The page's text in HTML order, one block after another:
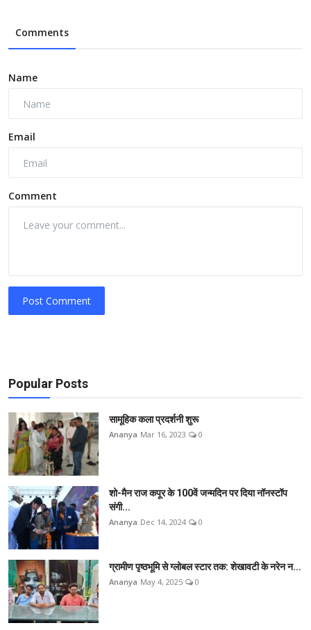
Comments
Name
Email
Comment
Post Comment
Popular Posts
सामूहिक कला प्रदर्शनी शुरू
Ananya Mar 16, 2023 0
शो-मैन राज कपूर के 100वें जन्मदिन पर दिया नॉनस्टॉप
संगी...
Ananya Dec 14, 2024 0
ग्रामीण पृष्ठभूमि से ग्लोबल स्टार तक: शेखावटी के नरेन न...
Ananya May 4, 2025 0